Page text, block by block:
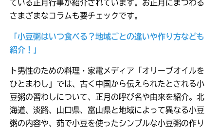
ている正月行事が紹介されています。お正月にまつわる
さまざまなコラムも要チェックです。
「小豆粥はいつ食べる？地域ごとの違いや作り方なども
紹介！」
ト男性のための料理・家電メディア「オリーブオイルを
ひとまわし」では、古く中国から伝えられたとされる小
豆粥の習わしについて、正月の呼び名や由来を紹介。北
海道、淡路、山口県、富山県と地域によって異なる小豆
粥の内容や、茹で小豆を使ったシンプルな小豆粥の作り